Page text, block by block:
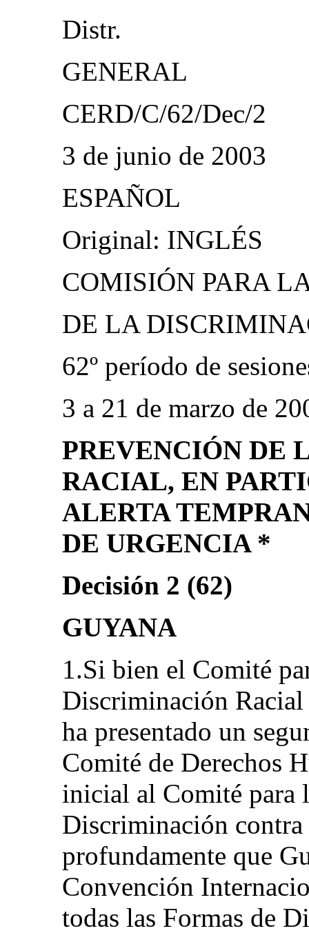
Distr.
GENERAL
CERD/C/62/Dec/2
3 de junio de 2003
ESPAÑOL
Original: INGLÉS
COMISIÓN PARA
DE LA
62º período de
3 a 21 de marzo de
PREVENCIÓN DE
RACIAL, EN
ALERTA
DE URGENCIA *
Decisión 2 (62)
GUYANA
1.Si bien el Comité
Discriminación Racial
ha presentado un
Comité de Derechos
inicial al Comité para
Discriminación
profundamente que
Convención
todas las Formas de